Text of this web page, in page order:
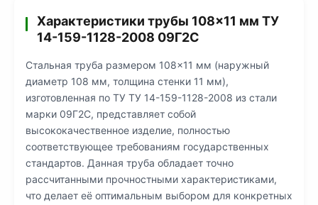
Характеристики трубы 108×11 мм ТУ
14-159-1128-2008 09Г2С
Стальная труба размером 108×11 мм (наружный
диаметр 108 мм, толщина стенки 11 мм),
изготовленная по ТУ ТУ 14-159-1128-2008 из стали
марки 09Г2С, представляет собой
высококачественное изделие, полностью
соответствующее требованиям государственных
стандартов. Данная труба обладает точно
рассчитанными прочностными характеристиками,
что делает её оптимальным выбором для конкретных